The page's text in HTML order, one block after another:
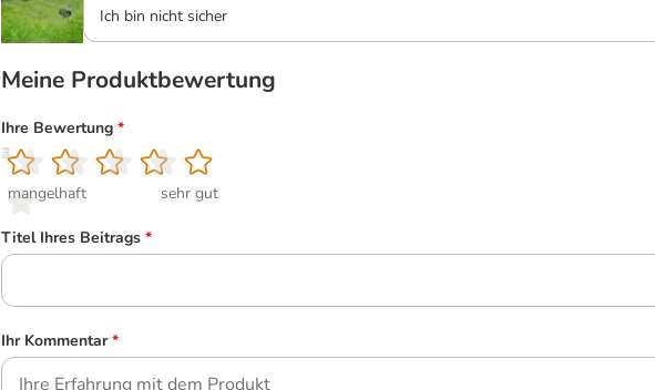
Ich bin nicht sicher
Meine Produktbewertung
Ihre Bewertung *
1
mangelhaft
2
3
4
5
sehr gut
Titel Ihres Beitrags *
Ihr Kommentar *